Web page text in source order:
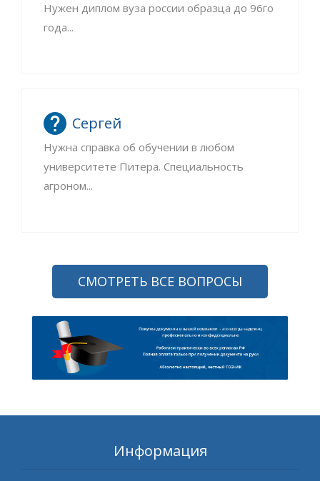
Нужен диплом вуза россии образца до 96го
года...
Сергей
Нужна справка об обучении в любом
университете Питера. Специальность
агроном...
СМОТРЕТЬ ВСЕ ВОПРОСЫ
Информация